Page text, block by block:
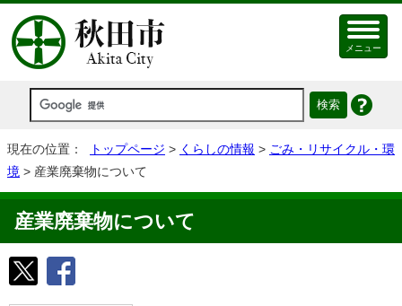
メニュー
現在の位置： トップページ > くらしの情報 > ごみ・リサイクル・環
境 > 産業廃棄物について
産業廃棄物について